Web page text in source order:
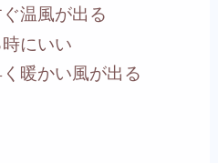
温風が出る
にいい
暖かい風が出る